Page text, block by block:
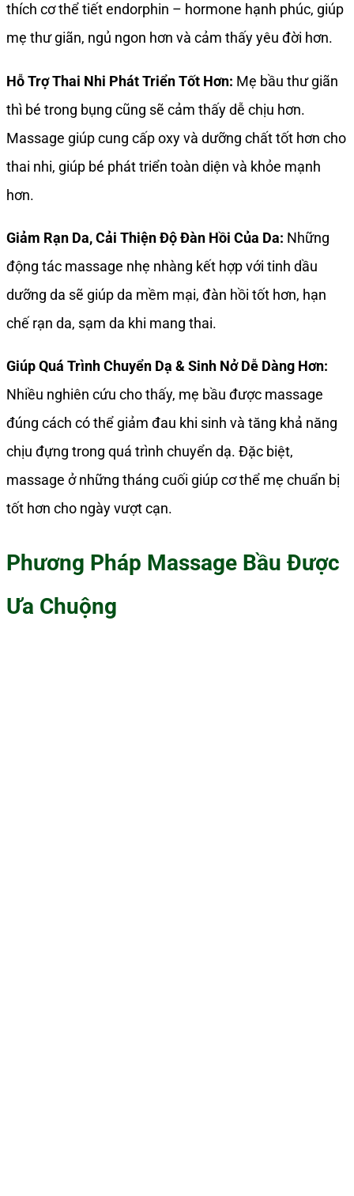
thích cơ thể tiết endorphin – hormone hạnh phúc, giúp
mẹ thư giãn, ngủ ngon hơn và cảm thấy yêu đời hơn.
Hỗ Trợ Thai Nhi Phát Triển Tốt Hơn: Mẹ bầu thư giãn
thì bé trong bụng cũng sẽ cảm thấy dễ chịu hơn.
Massage giúp cung cấp oxy và dưỡng chất tốt hơn cho
thai nhi, giúp bé phát triển toàn diện và khỏe mạnh
hơn.
Giảm Rạn Da, Cải Thiện Độ Đàn Hồi Của Da: Những
động tác massage nhẹ nhàng kết hợp với tinh dầu
dưỡng da sẽ giúp da mềm mại, đàn hồi tốt hơn, hạn
chế rạn da, sạm da khi mang thai.
Giúp Quá Trình Chuyển Dạ & Sinh Nở Dễ Dàng Hơn:
Nhiều nghiên cứu cho thấy, mẹ bầu được massage
đúng cách có thể giảm đau khi sinh và tăng khả năng
chịu đựng trong quá trình chuyển dạ. Đặc biệt,
massage ở những tháng cuối giúp cơ thể mẹ chuẩn bị
tốt hơn cho ngày vượt cạn.
Phương Pháp Massage Bầu Được
Ưa Chuộng